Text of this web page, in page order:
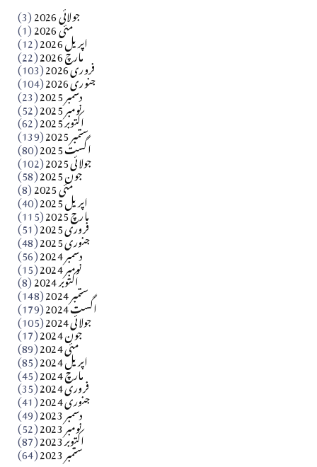
آزاد کشمیر جیسے احتجاج کی ضرورت ہے؟ از،،، ظہیرالدین
جولائی 2026 (3) مئی 2026 (1) اپریل 2026 (12) مارچ 2026 (22) فروری 2026 (103) جنوری 2026 (104) دسمبر 2025 (23) نومبر 2025 (52) اکتوبر 2025 (62) ستمبر 2025 (139) اگست 2025 (80) جولائی 2025 (102) جون 2025 (58) مئی 2025 (8) اپریل 2025 (40) مارچ 2025 (115) فروری 2025 (51) جنوری 2025 (48) دسمبر 2024 (56) نومبر 2024 (15) اکتوبر 2024 (8) ستمبر 2024 (148) اگست 2024 (179) جولائی 2024 (105) جون 2024 (17) مئی 2024 (89) اپریل 2024 (85) مارچ 2024 (45) فروری 2024 (35) جنوری 2024 (41) دسمبر 2023 (49) نومبر 2023 (52) اکتوبر 2023 (87) ستمبر 2023 (64)